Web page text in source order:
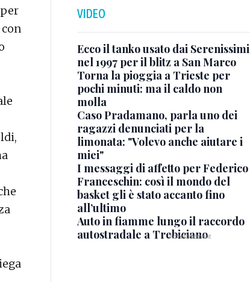
VIDEO
Ecco il tanko usato dai Serenissimi
nel 1997 per il blitz a San Marco
Torna la pioggia a Trieste per
pochi minuti: ma il caldo non
molla
Caso Pradamano, parla uno dei
ragazzi denunciati per la
limonata: "Volevo anche aiutare i
miei"
I messaggi di affetto per Federico
Franceschin: così il mondo del
basket gli è stato accanto fino
all’ultimo
Auto in fiamme lungo il raccordo
autostradale a Trebiciano